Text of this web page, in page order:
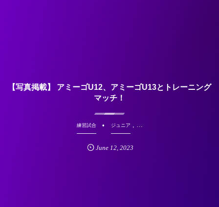
【写真掲載】 アミーゴU12、アミーゴU13とトレーニング
マッチ！
練習試合 ジュニア
June 12 ,2023